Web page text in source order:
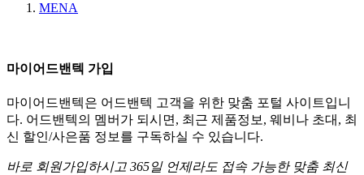
MENA
마이어드밴텍 가입
마이어드밴텍은 어드밴텍 고객을 위한 맞춤 포털 사이트입니
다. 어드밴텍의 멤버가 되시면, 최근 제품정보, 웨비나 초대, 최
신 할인/사은품 정보를 구독하실 수 있습니다.
바로 회원가입하시고 365일 언제라도 접속 가능한 맞춤 최신